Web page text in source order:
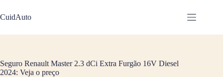
para
o
CuidAuto
Seguro Renault Master 2.3 dCi Extra Furgão 16V Diesel
2024: Veja o preço